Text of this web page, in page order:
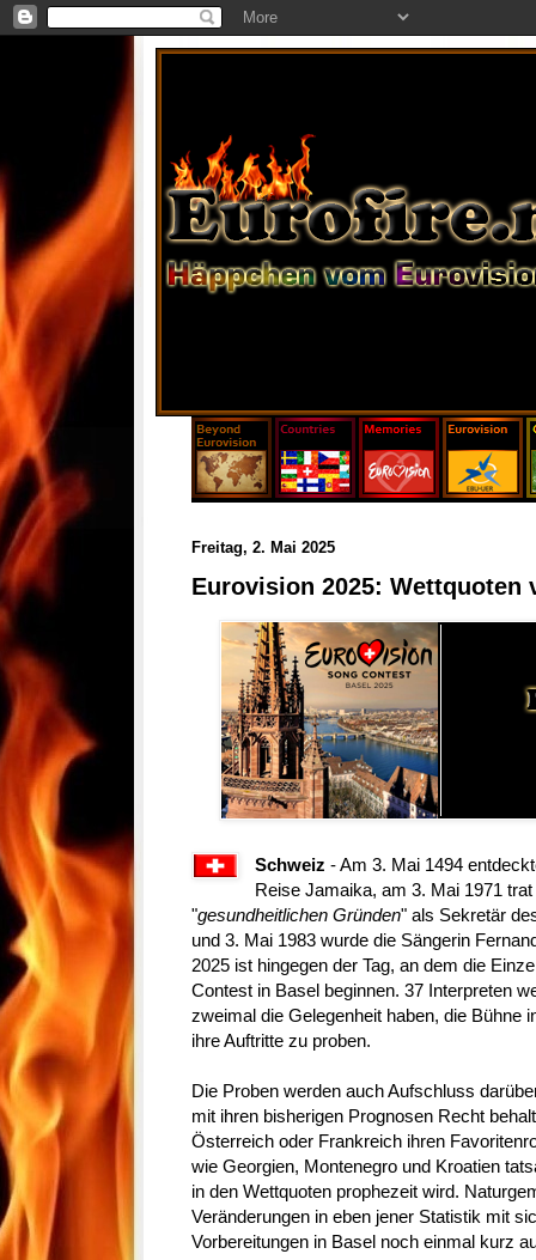
Freitag, 2. Mai 2025
Eurovision 2025: Wettquoten
Schweiz- Am 3. Mai 1494
Reise Jamaika, am 3. Mai 1971
"gesundheitlichen Gründen" als Sekretär
und 3. Mai 1983 wurde die Sängerin
2025 ist hingegen der Tag, an dem die
Contest in Basel beginnen. 37 Interpreten
zweimal die Gelegenheit haben, die Bühne
ihre Auftritte zu proben.
Die Proben werden auch Aufschluss
mit ihren bisherigen Prognosen Recht
Österreich oder Frankreich ihren
wie Georgien, Montenegro und Kroatien
in den Wettquoten prophezeit wird.
Veränderungen in eben jener Statistik mit
Vorbereitungen in Basel noch einmal kurz